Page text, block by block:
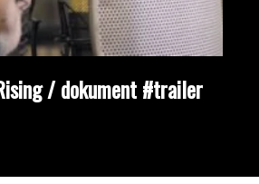
/ dokument #trailer